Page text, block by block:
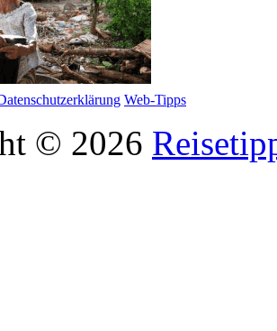
Web-Tipps
© 2026